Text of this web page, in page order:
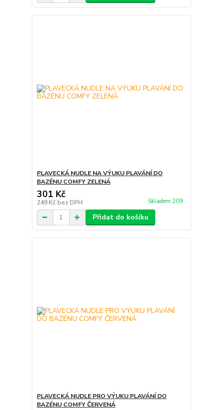
PLAVECKÁ NUDLE NA VÝUKU PLAVÁNÍ DO
BAZÉNU COMFY ZELENÁ
301 Kč
249 Kč bez DPH Skladem 209
Přidat do košíku
PLAVECKÁ NUDLE PRO VÝUKU PLAVÁNÍ DO
BAZÉNU COMFY ČERVENÁ